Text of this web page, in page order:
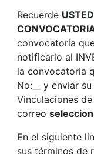
Recuerde
convocatoria
notificarlo al
la convocatoria
No:__ y enviar
Vinculaciones de
correo
En el siguiente
sus términos de